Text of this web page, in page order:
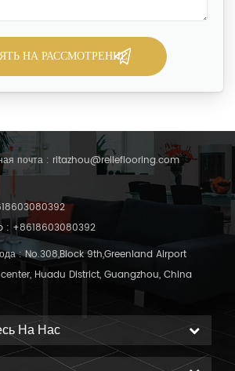
почта : ritazhou@relleflooring.com
: +8618603080392
: No.308,Block 9th,Greenland Airport
Huadu District, Guangzhou, China
На Нас